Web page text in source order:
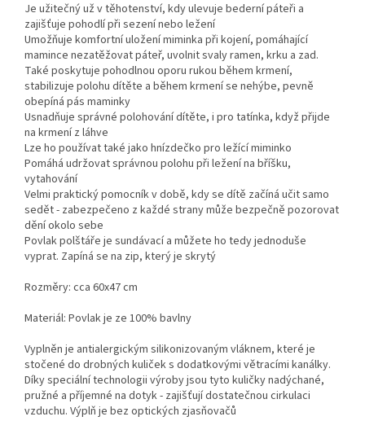
Je užitečný už v těhotenství, kdy ulevuje bederní páteři a
zajišťuje pohodlí při sezení nebo ležení
Umožňuje komfortní uložení miminka při kojení, pomáhající
mamince nezatěžovat páteř, uvolnit svaly ramen, krku a zad.
Také poskytuje pohodlnou oporu rukou během krmení,
stabilizuje polohu dítěte a během krmení se nehýbe, pevně
obepíná pás maminky
Usnadňuje správné polohování dítěte, i pro tatínka, když přijde
na krmení z láhve
Lze ho používat také jako hnízdečko pro ležící miminko
Pomáhá udržovat správnou polohu při ležení na bříšku,
vytahování
Velmi praktický pomocník v době, kdy se dítě začíná učit samo
sedět - zabezpečeno z každé strany může bezpečně pozorovat
dění okolo sebe
Povlak polštáře je sundávací a můžete ho tedy jednoduše
vyprat. Zapíná se na zip, který je skrytý
Rozměry: cca 60x47 cm
Materiál: Povlak je ze 100% bavlny
Vyplněn je antialergickým silikonizovaným vláknem, které je
stočené do drobných kuliček s dodatkovými větracími kanálky.
Díky speciální technologii výroby jsou tyto kuličky nadýchané,
pružné a příjemné na dotyk - zajišťují dostatečnou cirkulaci
vzduchu. Výplň je bez optických zjasňovačů